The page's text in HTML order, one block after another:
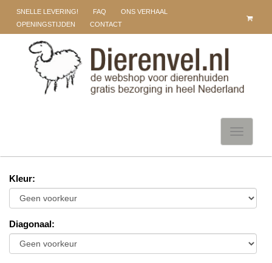
SNELLE LEVERING! FAQ
ONS VERHAAL
OPENINGSTIJDEN
CONTACT
Toggle
Kleur:
Diagonaal: